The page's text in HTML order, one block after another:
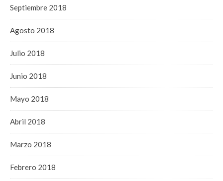
Septiembre 2018
Agosto 2018
Julio 2018
Junio 2018
Mayo 2018
Abril 2018
Marzo 2018
Febrero 2018